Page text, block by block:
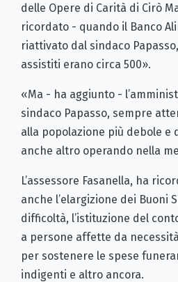
delle Opere di Carità di Cirò
ricordato - quando il Banco
riattivato dal sindaco
assistiti erano circa 500».
«Ma - ha aggiunto -
sindaco Papasso, sempre
alla popolazione più debole e
anche altro operando nella
L’assessore Fasanella, ha
anche l’elargizione dei Buoni
difficoltà, l’istituzione del
a persone affette da
per sostenere le spese
indigenti e altro ancora.